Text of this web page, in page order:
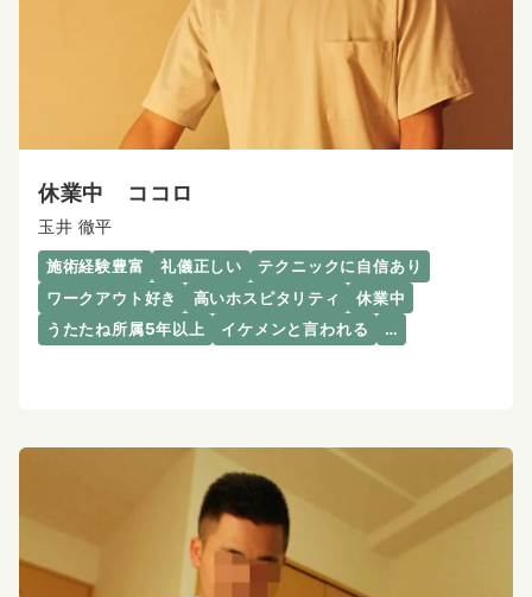
休業中 ココロ
玉井 徹平
施術経験豊富 礼儀正しい
テクニックに自信あり
ワークアウト好き
高いホスピタリティ
休業中
うたたね所属5年以上
イケメンと言われる …